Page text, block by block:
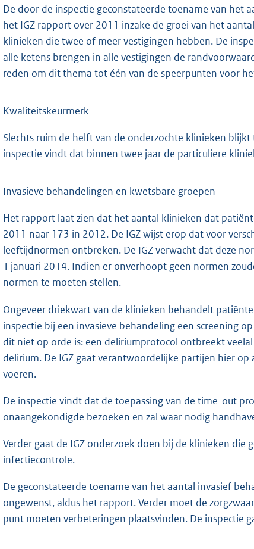
De door de inspectie geconstateerde toename van het
het IGZ rapport over 2011 inzake de groei van het
klinieken die twee of meer vestigingen hebben. De
alle ketens brengen in alle vestigingen de
reden om dit thema tot één van de speerpunten voor
Kwaliteitskeurmerk
Slechts ruim de helft van de onderzochte klinieken
inspectie vindt dat binnen twee jaar de particuliere
Invasieve behandelingen en kwetsbare groepen
Het rapport laat zien dat het aantal klinieken dat
2011 naar 173 in 2012. De IGZ wijst erop dat voor
leeftijdnormen ontbreken. De IGZ verwacht dat deze
1 januari 2014. Indien er onverhoopt geen normen
normen te moeten stellen.
Ongeveer driekwart van de klinieken behandelt
inspectie bij een invasieve behandeling een screening
dit niet op orde is: een deliriumprotocol ontbreekt
delirium. De IGZ gaat verantwoordelijke partijen hier
voeren.
De inspectie vindt dat de toepassing van de time-out
onaangekondigde bezoeken en zal waar nodig
Verder gaat de IGZ onderzoek doen bij de klinieken
infectiecontrole.
De geconstateerde toename van het aantal invasief
ongewenst, aldus het rapport. Verder moet de
punt moeten verbeteringen plaatsvinden. De inspectie